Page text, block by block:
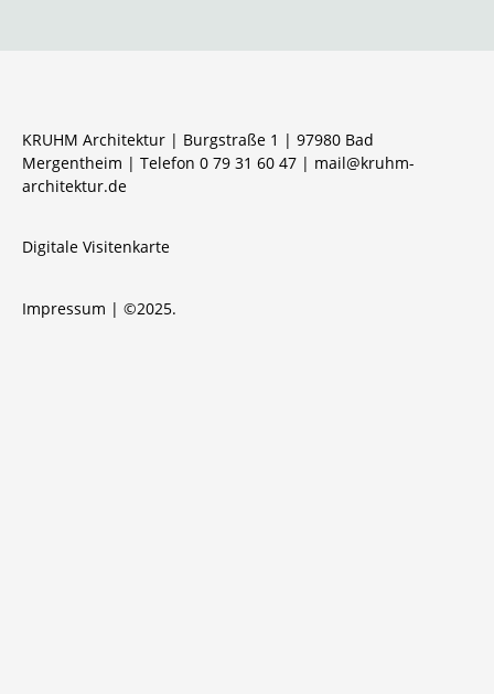
KRUHM Architektur | Burgstraße 1 | 97980 Bad
Mergentheim | Telefon 0 79 31 60 47 | mail@kruhm-
architektur.de
Impressum | ©2025.
Digitale Visitenkarte